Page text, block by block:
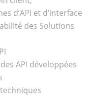
d’API et d’interface
des Solutions
API développées